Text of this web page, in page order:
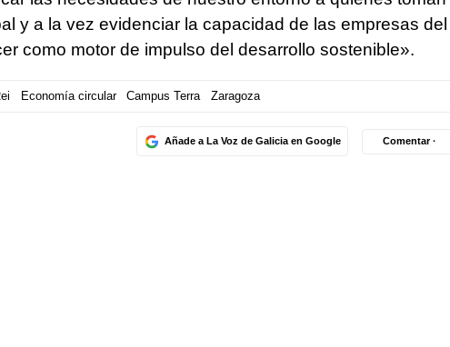
y a la vez evidenciar la capacidad de las empresas del
como motor de impulso del desarrollo sostenible».
Economía circular Campus Terra Zaragoza
Añade a La Voz de Galicia en Google Comentar ·